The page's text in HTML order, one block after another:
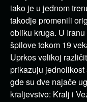
iako je u jednom
takodje promenili
obliku kruga. U
špilove tokom 19
Uprkos velikoj
prikazuju jednolikost
gde su dve najače
kraljevstvo: Kralj i